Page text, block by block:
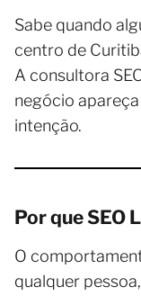
Sabe quando
centro de
A consultora
negócio
intenção.
Por que SEO
O
qualquer